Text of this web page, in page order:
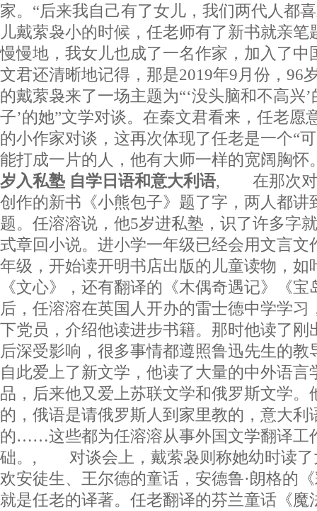
家。“后来我自己有了女儿，我们两代人都
儿戴萦袅小的时候，任老师有了新书就亲笔
慢慢地，我女儿也成了一名作家，加入了
文君还清晰地记得，那是2019年9月份，96
的戴萦袅来了一场主题为“‘没头脑和不高兴
子’的她”文学对谈。在秦文君看来，任老愿
的小作家对谈，这再次体现了任老是一个“
能打成一片的人，他有大师一样的宽阔胸怀
岁入私塾 自学日语和意大利语, 在那次对
创作的新书《小熊包子》题了字，两人都讲
题。任溶溶说，他5岁进私塾，识了许多字
式章回小说。进小学一年级已经会用文言文
年级，开始读开明书店出版的儿童读物，如
《文心》，还有翻译的《木偶奇遇记》《
后，任溶溶在英国人开办的雷士德中学学习
下党员，介绍他读进步书籍。那时他读了刚
后深受影响，很多事情都遵照鲁迅先生
自此爱上了新文学，他读了大量的中外语言
品，后来他又爱上苏联文学和俄罗斯文学。
的，俄语是请俄罗斯人到家里教的，意大利
的……这些都为任溶溶从事外国文学翻译工
础。, 对谈会上，戴萦袅则称她幼时读了
欢安徒生、王尔德的童话，安德鲁·朗格的
就是任老的译著。任老翻译的芬兰童话《魔